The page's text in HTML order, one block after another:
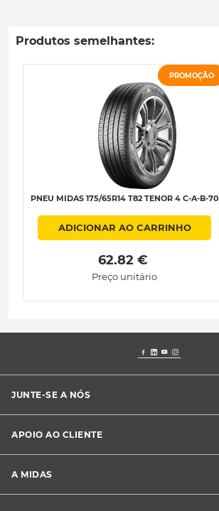
Produtos semelhantes:
PROMOÇÃO
PNEU MIDAS 175/65R14 T82 TENOR 4 C-A-B-70
ADICIONAR AO CARRINHO
62.82 €
Preço unitário
JUNTE-SE A NÓS
Franchising Midas
APOIO AO CLIENTE
Livro de Reclamações
Canal de Denúncias
A MIDAS